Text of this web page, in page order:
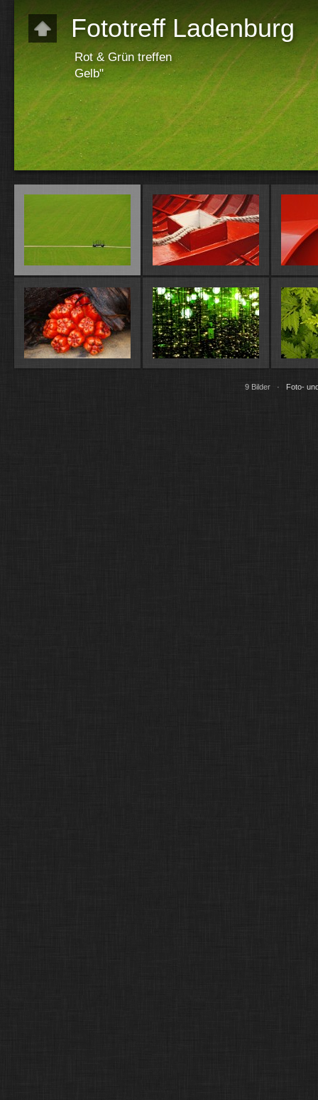
Fototreff Ladenburg
Rot & Grün treffen
Gelb"
9 Bilder · Foto-